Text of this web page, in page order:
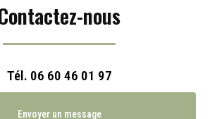
nous
Tél. 06 60 46 01 97
Envoyer un message